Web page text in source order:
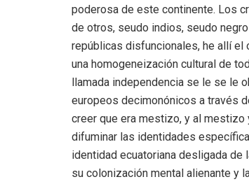
poderosa de este continente. Los
de otros, seudo indios, seudo
repúblicas disfuncionales, he allí el
una homogeneización cultural de
llamada independencia se le se le
europeos decimonónicos a través
creer que era mestizo, y al mestizo
difuminar las identidades
identidad ecuatoriana desligada
su colonización mental alienante y